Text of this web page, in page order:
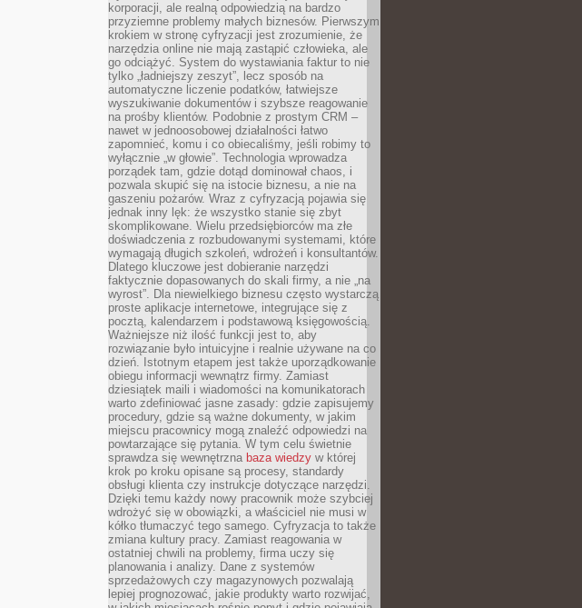
korporacji, ale realną odpowiedzią na bardzo
przyziemne problemy małych biznesów. Pierwszym
krokiem w stronę cyfryzacji jest zrozumienie, że
narzędzia online nie mają zastąpić człowieka, ale
go odciążyć. System do wystawiania faktur to nie
tylko „ładniejszy zeszyt”, lecz sposób na
automatyczne liczenie podatków, łatwiejsze
wyszukiwanie dokumentów i szybsze reagowanie
na prośby klientów. Podobnie z prostym CRM –
nawet w jednoosobowej działalności łatwo
zapomnieć, komu i co obiecaliśmy, jeśli robimy to
wyłącznie „w głowie”. Technologia wprowadza
porządek tam, gdzie dotąd dominował chaos, i
pozwala skupić się na istocie biznesu, a nie na
gaszeniu pożarów. Wraz z cyfryzacją pojawia się
jednak inny lęk: że wszystko stanie się zbyt
skomplikowane. Wielu przedsiębiorców ma złe
doświadczenia z rozbudowanymi systemami, które
wymagają długich szkoleń, wdrożeń i konsultantów.
Dlatego kluczowe jest dobieranie narzędzi
faktycznie dopasowanych do skali firmy, a nie „na
wyrost”. Dla niewielkiego biznesu często wystarczą
proste aplikacje internetowe, integrujące się z
pocztą, kalendarzem i podstawową księgowością.
Ważniejsze niż ilość funkcji jest to, aby
rozwiązanie było intuicyjne i realnie używane na co
dzień. Istotnym etapem jest także uporządkowanie
obiegu informacji wewnątrz firmy. Zamiast
dziesiątek maili i wiadomości na komunikatorach
warto zdefiniować jasne zasady: gdzie zapisujemy
procedury, gdzie są ważne dokumenty, w jakim
miejscu pracownicy mogą znaleźć odpowiedzi na
powtarzające się pytania. W tym celu świetnie
sprawdza się wewnętrzna baza wiedzy w której
krok po kroku opisane są procesy, standardy
obsługi klienta czy instrukcje dotyczące narzędzi.
Dzięki temu każdy nowy pracownik może szybciej
wdrożyć się w obowiązki, a właściciel nie musi w
kółko tłumaczyć tego samego. Cyfryzacja to także
zmiana kultury pracy. Zamiast reagowania w
ostatniej chwili na problemy, firma uczy się
planowania i analizy. Dane z systemów
sprzedażowych czy magazynowych pozwalają
lepiej prognozować, jakie produkty warto rozwijać,